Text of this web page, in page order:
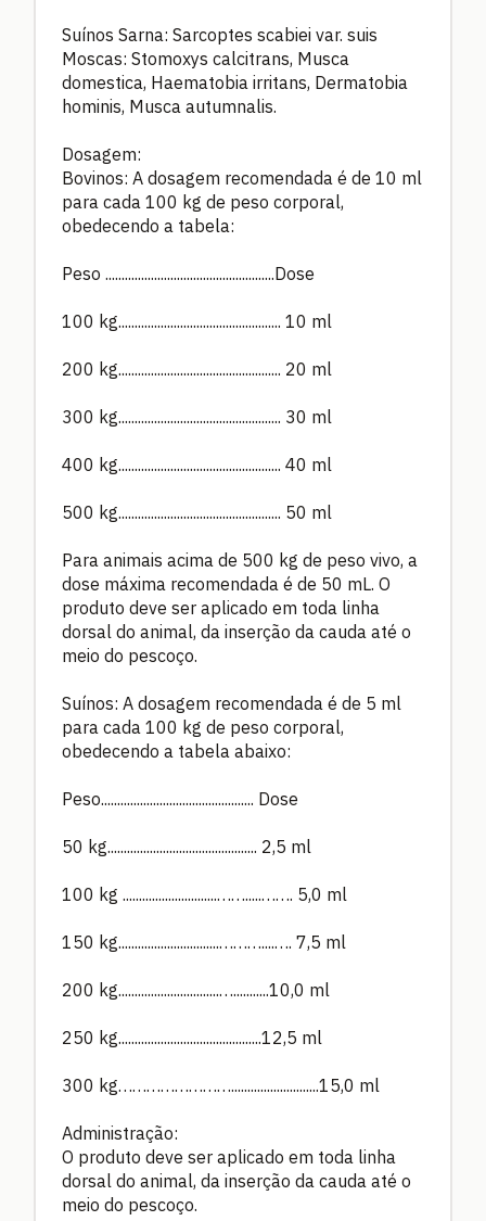
Suínos Sarna: Sarcoptes scabiei var. suis
Moscas: Stomoxys calcitrans, Musca
domestica, Haematobia irritans, Dermatobia
hominis, Musca autumnalis.
Dosagem:
Bovinos: A dosagem recomendada é de 10 ml
para cada 100 kg de peso corporal,
obedecendo a tabela:
Peso ....................................................Dose
100 kg.................................................. 10 ml
200 kg.................................................. 20 ml
300 kg.................................................. 30 ml
400 kg.................................................. 40 ml
500 kg.................................................. 50 ml
Para animais acima de 500 kg de peso vivo, a
dose máxima recomendada é de 50 mL. O
produto deve ser aplicado em toda linha
dorsal do animal, da inserção da cauda até o
meio do pescoço.
Suínos: A dosagem recomendada é de 5 ml
para cada 100 kg de peso corporal,
obedecendo a tabela abaixo:
Peso............................................... Dose
50 kg.............................................. 2,5 ml
100 kg .............................…….....……. 5,0 ml
150 kg...............................………....…. 7,5 ml
200 kg...............................…...........10,0 ml
250 kg............................................12,5 ml
300 kg……………………...........................15,0 ml
Administração:
O produto deve ser aplicado em toda linha
dorsal do animal, da inserção da cauda até o
meio do pescoço.